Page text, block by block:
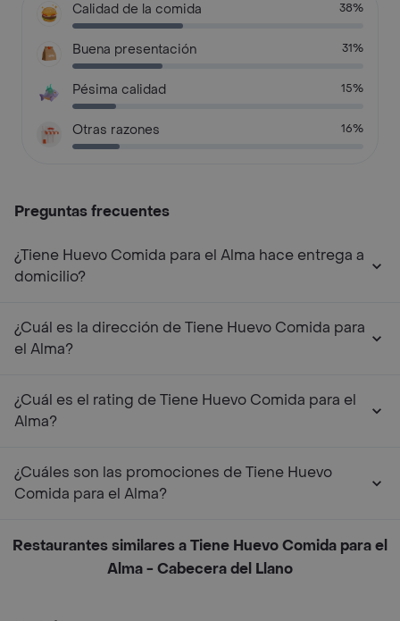
Calidad de la comida 38%
Buena presentación 31%
Pésima calidad 15%
Otras razones 16%
Preguntas frecuentes
¿Tiene Huevo Comida para el Alma hace entrega a
domicilio?
¿Cuál es la dirección de Tiene Huevo Comida para
el Alma?
¿Cuál es el rating de Tiene Huevo Comida para el
Alma?
¿Cuáles son las promociones de Tiene Huevo
Comida para el Alma?
Restaurantes similares a Tiene Huevo Comida para el
Alma - Cabecera del Llano